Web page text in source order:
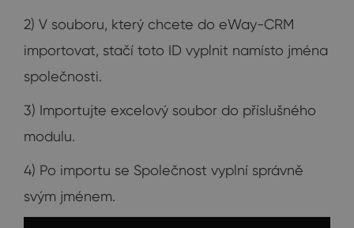
2) V souboru, který chcete do eWay-CRM
importovat, stačí toto ID vyplnit namísto jména
společnosti.
3) Importujte excelový soubor do příslušného
modulu.
4) Po importu se Společnost vyplní správně
svým jménem.